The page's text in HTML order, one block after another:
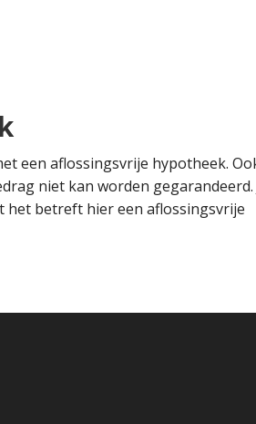
een aflossingsvrije hypotheek.
niet kan worden gegarandeerd.
het betreft hier een aflossingsvrije